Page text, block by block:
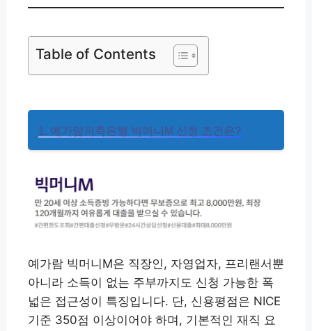
Table of Contents
1. 예가람저축은행 빅머니M 신청 조건은?
예가람 빅머니M은 직장인, 자영업자, 프리랜서뿐
아니라 소득이 없는 주부까지도 신청 가능한 폭
넓은 접근성이 특징입니다. 단, 신용평점은 NICE
기준 350점 이상이어야 하며, 기본적인 재직 요